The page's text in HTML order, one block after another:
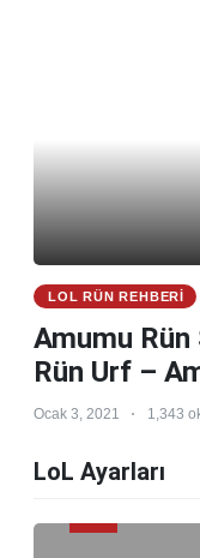
LOL RÜN REHBERI
Amumu
Rün Urf –
Ocak 3, 2021 1,343
LoL Ayarları